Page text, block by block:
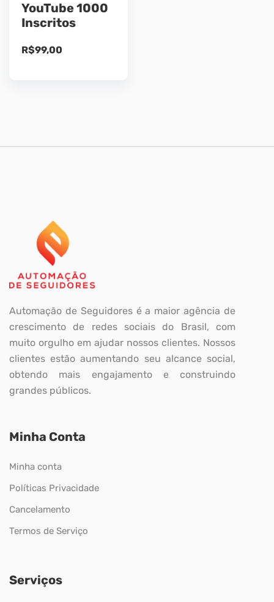
YouTube 1000
Inscritos
R$99,00
Automação de Seguidores é a maior agência de
crescimento de redes sociais do Brasil, com
muito orgulho em ajudar nossos clientes. Nossos
clientes estão aumentando seu alcance social,
obtendo mais engajamento e construindo
grandes públicos.
Minha Conta
Minha conta
Políticas Privacidade
Cancelamento
Termos de Serviço
Serviços